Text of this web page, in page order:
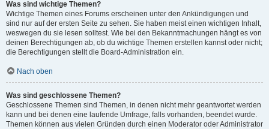
Was sind wichtige Themen?
Wichtige Themen eines Forums erscheinen unter den Ankündigungen und
sind nur auf der ersten Seite zu sehen. Sie haben meist einen wichtigen Inhalt,
weswegen du sie lesen solltest. Wie bei den Bekanntmachungen hängt es von
deinen Berechtigungen ab, ob du wichtige Themen erstellen kannst oder nicht;
die Berechtigungen stellt die Board-Administration ein.
Nach oben
Was sind geschlossene Themen?
Geschlossene Themen sind Themen, in denen nicht mehr geantwortet werden
kann und bei denen eine laufende Umfrage, falls vorhanden, beendet wurde.
Themen können aus vielen Gründen durch einen Moderator oder Administrator